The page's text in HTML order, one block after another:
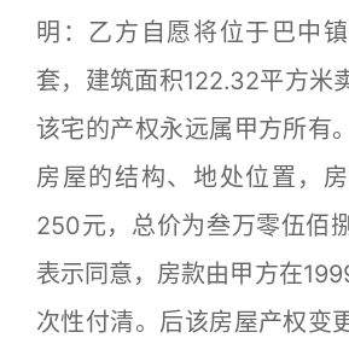
明：乙方自愿将位于巴中
套，建筑面积122.32平方米
该宅的产权永远属甲方所有
房屋的结构、地处位置，
250元，总价为叁万零伍佰
表示同意，房款由甲方在
次性付清。后该房屋产权变